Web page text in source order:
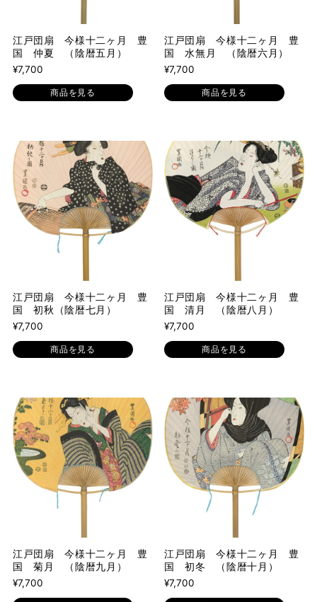
江戸団扇 今様十二ヶ月 豊
国 仲夏 （陰暦五月）
¥7,700
商品を見る
江戸団扇 今様十二ヶ月 豊
国 水無月 （陰暦六月）
¥7,700
商品を見る
江戸団扇 今様十二ヶ月 豊
国 初秋（陰暦七月）
¥7,700
商品を見る
江戸団扇 今様十二ヶ月 豊
国 清月 （陰暦八月）
¥7,700
商品を見る
江戸団扇 今様十二ヶ月 豊
国 菊月 （陰暦九月）
¥7,700
江戸団扇 今様十二ヶ月 豊
国 初冬 （陰暦十月）
¥7,700